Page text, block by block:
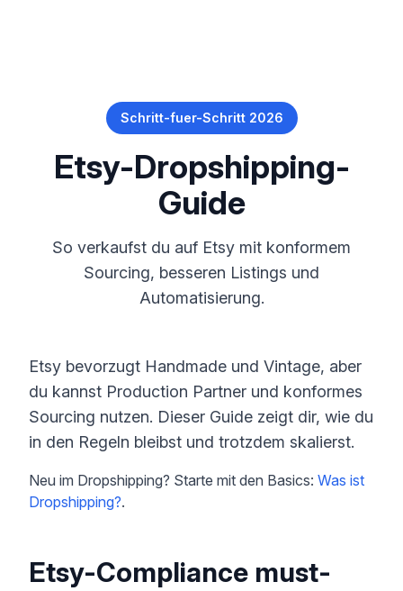
Schritt-fuer-Schritt 2026
Etsy-Dropshipping-
Guide
So verkaufst du auf Etsy mit konformem
Sourcing, besseren Listings und
Automatisierung.
Etsy bevorzugt Handmade und Vintage, aber
du kannst Production Partner und konformes
Sourcing nutzen. Dieser Guide zeigt dir, wie du
in den Regeln bleibst und trotzdem skalierst.
Neu im Dropshipping? Starte mit den Basics: Was ist
Dropshipping?.
Etsy-Compliance must-